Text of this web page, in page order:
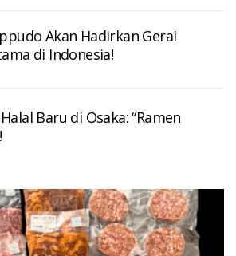
Akan Hadirkan Gerai
di Indonesia!
Baru di Osaka: “Ramen